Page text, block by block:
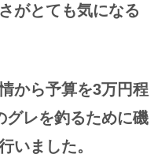
がとても気になる
から予算を3万円程
グレを釣るために磯
いました。